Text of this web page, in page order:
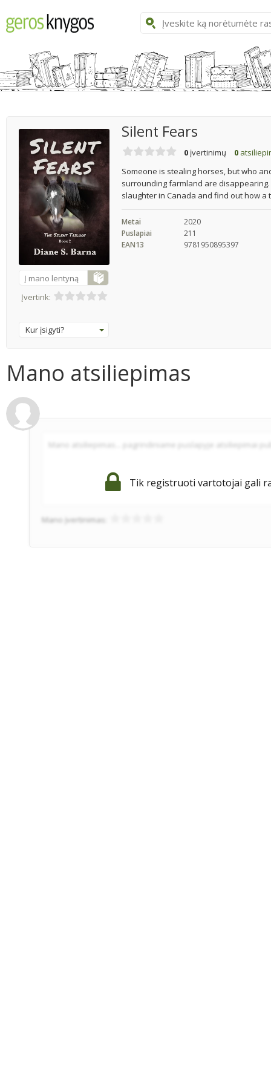
Į mano lentyną
Įvertink:
Kur įsigyti?
Silent Fears
0 įvertinimų 0
Someone is stealing horses, but who
surrounding farmland are
slaughter in Canada and find out how
Metai
2020
Puslapiai
211
EAN13
9781950895397
Mano atsiliepimas
Tik registruoti vartotojai gali
Mano įvertinimas: